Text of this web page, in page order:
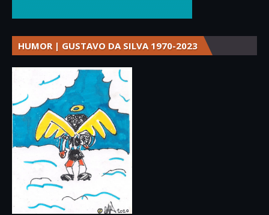
HUMOR | GUSTAVO DA SILVA 1970-2023